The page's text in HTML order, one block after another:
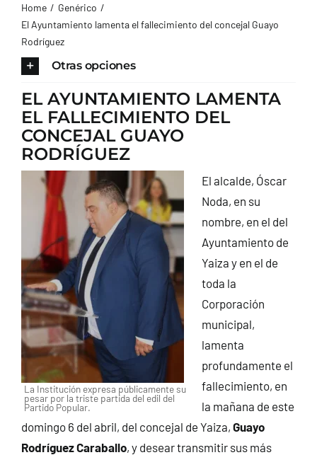
AYUNTAMIENTO
TURISMO
CONTACTO
Home
Genérico
El Ayuntamiento lamenta el fallecimiento del concejal Guayo
Rodríguez
Otras opciones
EL AYUNTAMIENTO LAMENTA
EL FALLECIMIENTO DEL
CONCEJAL GUAYO
RODRÍGUEZ
La Institución expresa públicamente su
pesar por la triste partida del edil del
Partido Popular.
El alcalde, Óscar
Noda, en su
nombre, en el del
Ayuntamiento de
Yaiza y en el de
toda la
Corporación
municipal,
lamenta
profundamente el
fallecimiento, en
la mañana de este
domingo 6 del abril, del concejal de Yaiza, Guayo
Rodríguez Caraballo, y desear transmitir sus más